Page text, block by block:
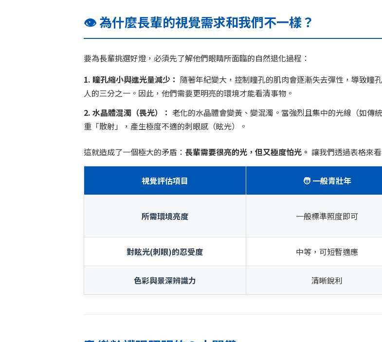
👁️ 為什麼長輩的視覺需求和我們不一樣？
要為長輩挑選好燈，必須先了解他們眼睛所面臨的自然退化過程：
1. 瞳孔縮小與進光量減少： 隨著年紀變大，控制瞳孔的肌肉會逐漸失去彈性，導致瞳
人的三分之一。因此，他們需要更明亮的環境才能看清事物。
2. 水晶體混濁（畏光）： 老化的水晶體會變黃、變混濁。當強烈且集中的光線（如傳
重「散射」，產生極度不適的刺眼感（眩光）。
這就造成了一個極大的矛盾： 長輩需要很亮的光，但又極度怕光。 讓我們透過表格來
視覺評估項目 🧑 一般青壯年
所需環境亮度 一般標準照度即可
對眩光(刺眼)的忍受度 中等，可短暫適應
色彩與景深辨識力 清晰銳利